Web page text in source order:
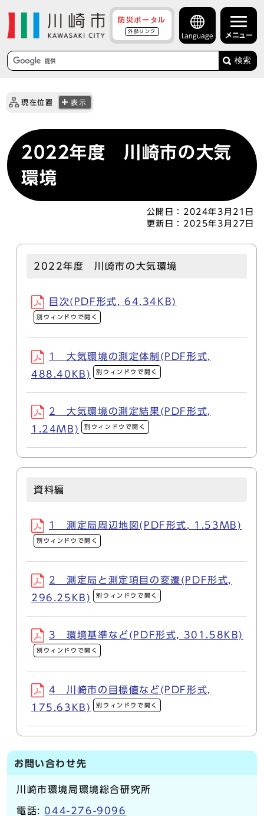
防災ポータル
外部リンク
Language メニュー
検索
現在位置 表示
2022年度 川崎市の大気
環境
公開日： 2024年3月21日
更新日： 2025年3月27日
2022年度 川崎市の大気環境
目次(PDF形式, 64.34KB)
別ウィンドウで開く
1 大気環境の測定体制(PDF形式,
488.40KB)
別ウィンドウで開く
2 大気環境の測定結果(PDF形式,
1.24MB)
別ウィンドウで開く
資料編
1 測定局周辺地図(PDF形式, 1.53MB)
別ウィンドウで開く
2 測定局と測定項目の変遷(PDF形式,
296.25KB)
別ウィンドウで開く
3 環境基準など(PDF形式, 301.58KB)
別ウィンドウで開く
4 川崎市の目標値など(PDF形式,
175.63KB)
別ウィンドウで開く
お問い合わせ先
川崎市環境局環境総合研究所
電話: 044-276-9096